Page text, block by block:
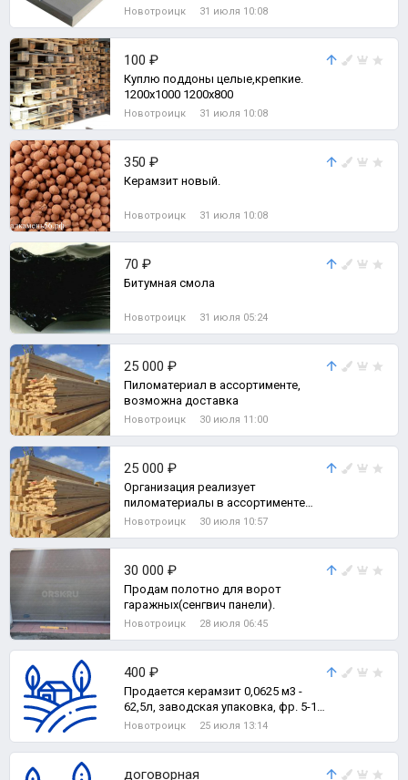
(1000*220*75).
Новотроицк 31 июля 10:08
100 ₽
Куплю поддоны целые,крепкие.
1200х1000 1200х800
Новотроицк 31 июля 10:08
350 ₽
Керамзит новый.
Новотроицк 31 июля 10:08
70 ₽
Битумная смола
Новотроицк 31 июля 05:24
25 000 ₽
Пиломатериал в ассортименте,
возможна доставка
Новотроицк 30 июля 11:00
25 000 ₽
Организация реализует
пиломатериалы в ассортименте
(доска обрезная, доска необрезная,
Новотроицк 30 июля 10:57
30 000 ₽
Продам полотно для ворот
гаражных(сенгвич панели).
Новотроицк 28 июля 06:45
400 ₽
Продается керамзит 0,0625 м3 -
62,5л, заводская упаковка, фр. 5-10
(500р) и 10-20
Новотроицк 25 июля 13:14
договорная